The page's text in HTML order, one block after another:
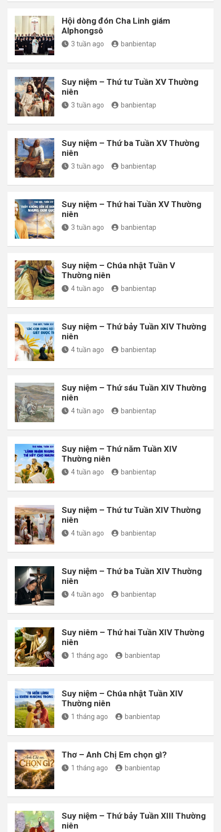
Hội dòng đón Cha Linh giám
Alphongsô
3 tuần ago banbientap
Suy niệm – Thứ tư Tuần XV Thường
niên
3 tuần ago banbientap
Suy niệm – Thứ ba Tuần XV Thường
niên
3 tuần ago banbientap
Suy niệm – Thứ hai Tuần XV Thường
niên
3 tuần ago banbientap
Suy niệm – Chúa nhật Tuần V
Thường niên
4 tuần ago banbientap
Suy niệm – Thứ bảy Tuần XIV Thường
niên
4 tuần ago banbientap
Suy niệm – Thứ sáu Tuần XIV Thường
niên
4 tuần ago banbientap
Suy niệm – Thứ năm Tuần XIV
Thường niên
4 tuần ago banbientap
Suy niệm – Thứ tư Tuần XIV Thường
niên
4 tuần ago banbientap
Suy niệm – Thứ ba Tuần XIV Thường
niên
4 tuần ago banbientap
Suy niêm – Thứ hai Tuần XIV Thường
niên
1 tháng ago banbientap
Suy niệm – Chúa nhật Tuần XIV
Thường niên
1 tháng ago banbientap
Thơ – Anh Chị Em chọn gì?
1 tháng ago banbientap
Suy niệm – Thứ bảy Tuần XIII Thường
niên